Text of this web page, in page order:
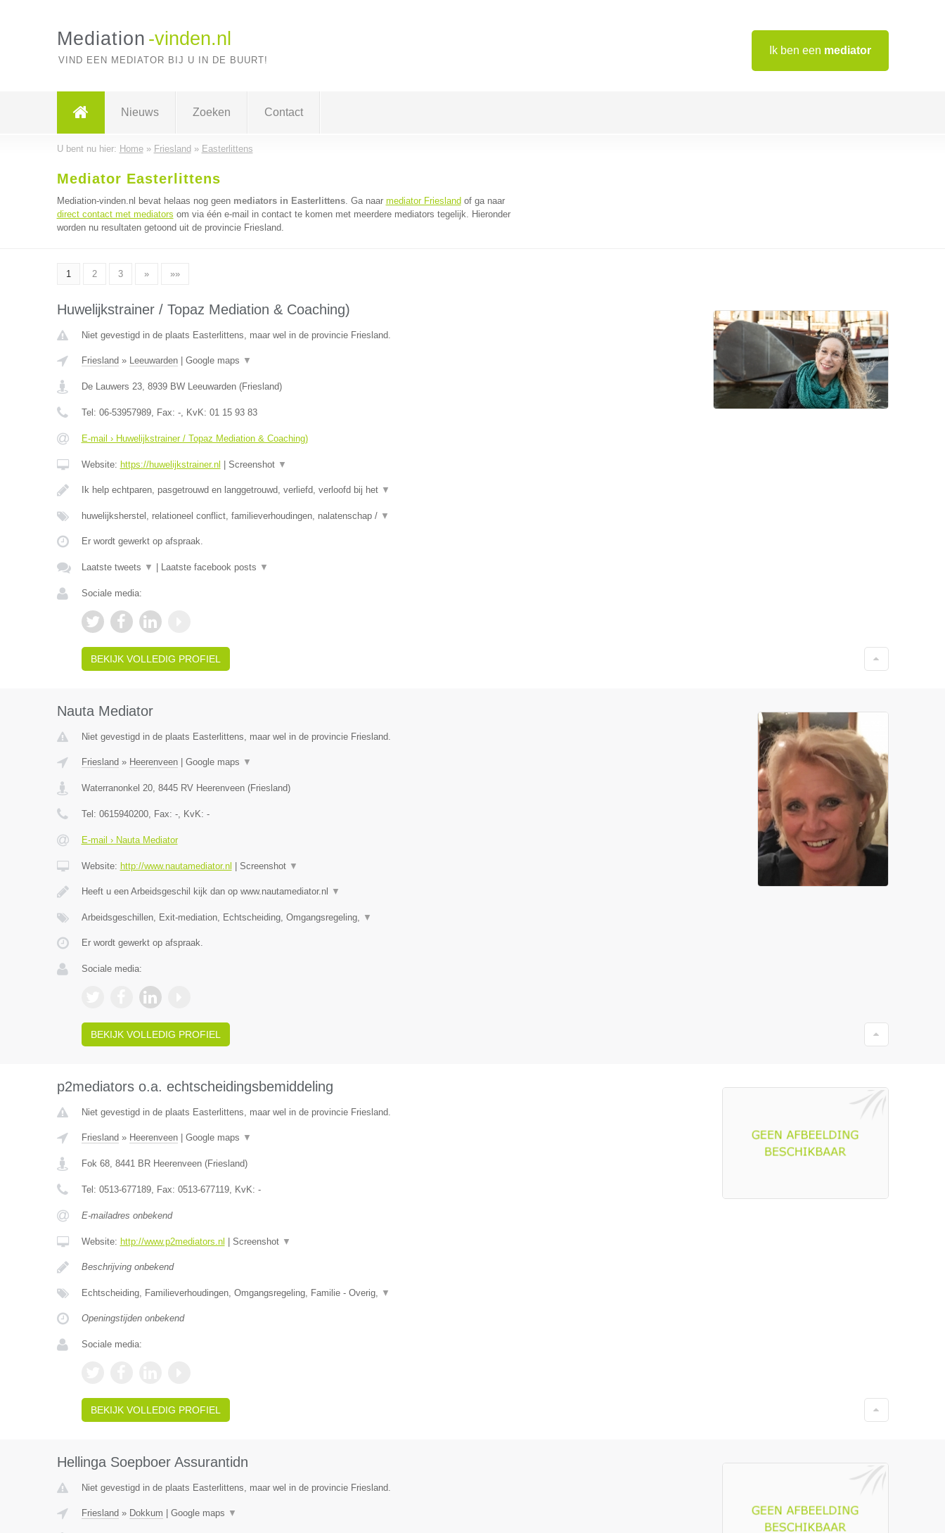
Ik ben een mediator
Mediation -vinden.nl
VIND EEN MEDIATOR BIJ U IN DE BUURT!
Nieuws Zoeken Contact
U bent nu hier: Home» Friesland » Easterlittens
Mediator Easterlittens
Mediation-vinden.nl bevat helaas nog geen mediators in Easterlittens. Ga naar mediator Friesland of ga naar
direct contact met mediators om via één e-mail in contact te komen met meerdere mediators tegelijk. Hieronder
worden nu resultaten getoond uit de provincie Friesland.
1 2 3 » »»
Huwelijkstrainer / Topaz Mediation & Coaching)
Niet gevestigd in de plaats Easterlittens, maar wel in de provincie Friesland.
Friesland » Leeuwarden| Google maps ▼
De Lauwers 23, 8939 BW Leeuwarden(Friesland)
Tel: 06-53957989, Fax: -, KvK: 01 15 93 83
E-mail › Huwelijkstrainer / Topaz Mediation & Coaching)
Website: https://huwelijkstrainer.nl Screenshot ▼
Ik help echtparen, pasgetrouwd en langgetrouwd, verliefd, verloofd bij het ▼
huwelijksherstel, relationeel conflict, familieverhoudingen, nalatenschap / ▼
Er wordt gewerkt op afspraak.
Laatste tweets ▼ Laatste facebook posts ▼
Sociale media:
BEKIJK VOLLEDIG PROFIEL
Nauta Mediator
Niet gevestigd in de plaats Easterlittens, maar wel in de provincie Friesland.
Friesland » Heerenveen| Google maps ▼
Waterranonkel 20, 8445 RV Heerenveen(Friesland)
Tel: 0615940200, Fax: -, KvK: -
E-mail › Nauta Mediator
Website: http://www.nautamediator.nl Screenshot ▼
Heeft u een Arbeidsgeschil kijk dan op www.nautamediator.nl ▼
Arbeidsgeschillen, Exit-mediation, Echtscheiding, Omgangsregeling, ▼
Er wordt gewerkt op afspraak.
Sociale media:
BEKIJK VOLLEDIG PROFIEL
p2mediators o.a. echtscheidingsbemiddeling
Niet gevestigd in de plaats Easterlittens, maar wel in de provincie Friesland.
Friesland » Heerenveen| Google maps ▼
Fok 68, 8441 BR Heerenveen(Friesland)
Tel: 0513-677189, Fax: 0513-677119, KvK: -
E-mailadres onbekend
Website: http://www.p2mediators.nl Screenshot ▼
Beschrijving onbekend
Echtscheiding, Familieverhoudingen, Omgangsregeling, Familie - Overig, ▼
Openingstijden onbekend
Sociale media:
BEKIJK VOLLEDIG PROFIEL
Hellinga Soepboer Assurantidn
Niet gevestigd in de plaats Easterlittens, maar wel in de provincie Friesland.
Friesland » Dokkum Google maps ▼